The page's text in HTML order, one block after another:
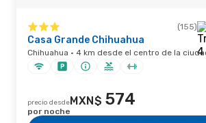
(155)
Casa Grande Chihuahua
Chihuahua · 4 km desde el centro de la
precio desdeMXN$ 574
por noche